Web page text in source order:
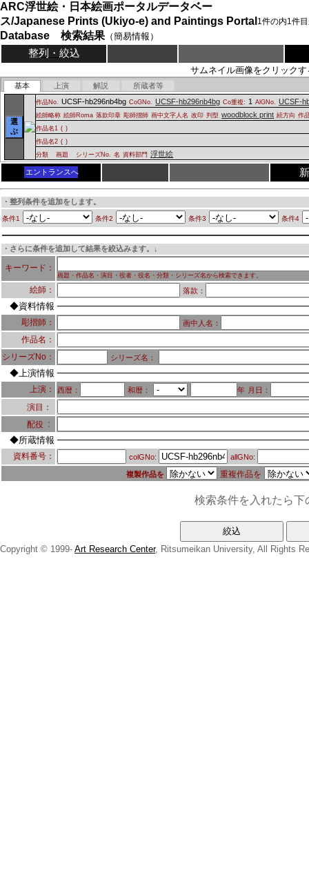
ARC浮世絵・日本絵画ポータルデータベー
ス/Japanese Prints (Ukiyo-e) and Paintings Portal
Database 検索結果（簡易情報）
1件の内1件
整列・絞込
サムネイル画像をクリック
基本 上演 解説 所蔵者等
選
ぶ
作品No. UCSF-hb296nb4bg CoGNo. UCSF-hb296nb4bg Co重複: 1 AlGNo. UCSF-
絵師略称 絵師Roma 落款印章 彫師摺師 画中文字人名 改印 判型 woodblock print 続方向 作
作品名1
( )
作品名2 ( )
分類
画題 シリーズNo. 名 資料部門 浮世絵
エントランスへ
・整列条件を追加をします。
条件1 条件2 条件3 条件4
・さらに条件を追加して結果を絞込みます。↓
キーワード：
画題・作品名・演目・役者・役名・分類・シリーズ名から検索できます。
絵師： 落款：
◆資料情報
彫摺師： 画中人名：
作品名：
シリーズNo：
シリーズ名：
◆上演情報
上演： 西暦： 和暦： 年 月日：
演目：
配役 ：
◆所蔵情報
資料番号： colGNo: allGNo:
複製作品を 重複作品を
検索条件を入れたら
Copyright © 1999- Art Research Center, Ritsumeikan University, All Rights